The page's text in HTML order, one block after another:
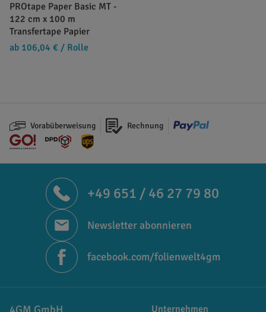
PROtape Paper Basic MT -
122 cm x 100 m
Transfertape Papier
ab 106,04 € / Rolle
Vorabüberweisung Rechnung
+49 651 / 46 27 79 80
Newsletter abonnieren
facebook.com/folienwelt4gm
Unternehmen